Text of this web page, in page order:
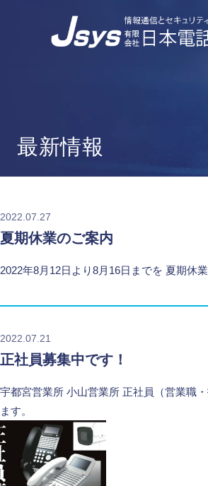
最新情報
2022.07.27
夏期休業のご案内
2022年8月12日より8月16日までを 夏期休
2022.07.21
正社員募集中です！
宇都宮営業所 小山営業所 正社員（営業職
ます。